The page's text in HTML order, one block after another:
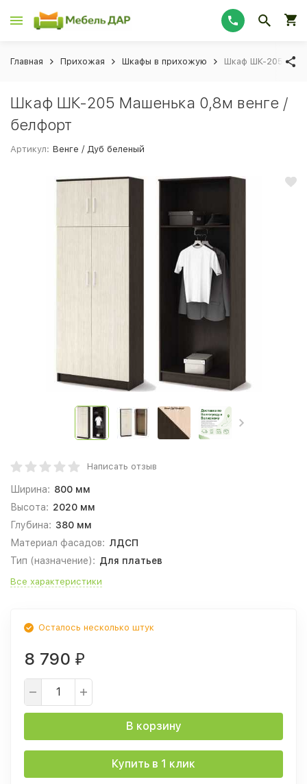
Главная Прихожая Шкафы в прихожую Шкаф ШК-205
Шкаф ШК-205 Машенька 0,8м венге /
белфорт
Артикул: Венге / Дуб беленый
Написать отзыв
Ширина: 800 мм
Высота: 2020 мм
Глубина: 380 мм
Материал фасадов: ЛДСП
Тип (назначение): Для платьев
Все характеристики
Осталось несколько штук
8 790 ₽
В корзину
Купить в 1 клик